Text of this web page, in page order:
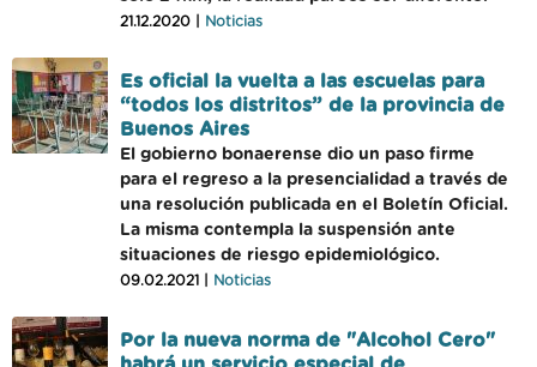
21.12.2020 | Noticias
Es oficial la vuelta a las escuelas para
“todos los distritos” de la provincia de
Buenos Aires
El gobierno bonaerense dio un paso firme
para el regreso a la presencialidad a través de
una resolución publicada en el Boletín Oficial.
La misma contempla la suspensión ante
situaciones de riesgo epidemiológico.
09.02.2021 | Noticias
Por la nueva norma de "Alcohol Cero"